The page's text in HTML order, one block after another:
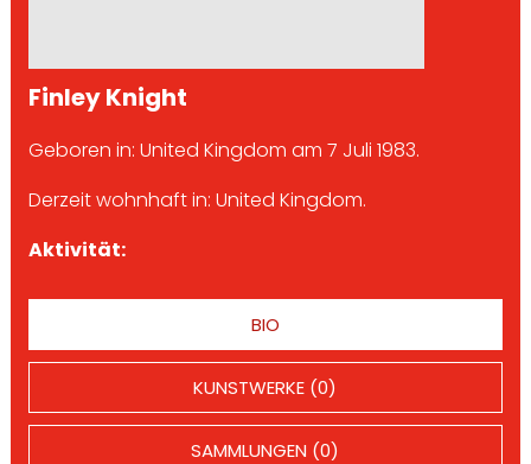
Finley Knight
Geboren in: United Kingdom am 7 Juli 1983.
Derzeit wohnhaft in: United Kingdom.
Aktivität:
BIO
KUNSTWERKE (0)
SAMMLUNGEN (0)